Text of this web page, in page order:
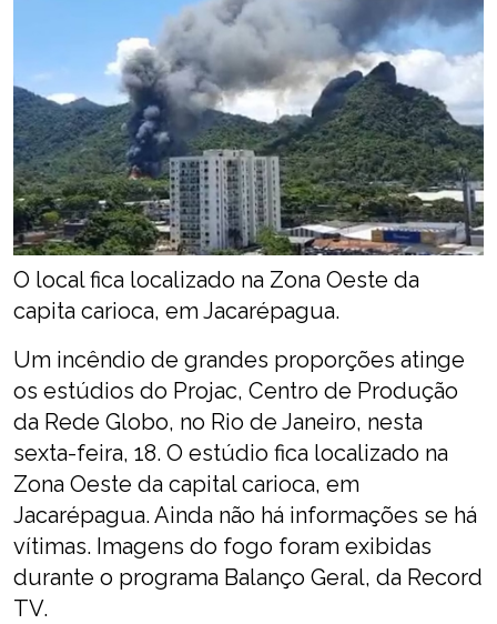
O local fica localizado na Zona Oeste da
capita carioca, em Jacarépagua.
Um incêndio de grandes proporções atinge
os estúdios do Projac, Centro de Produção
da Rede Globo, no Rio de Janeiro, nesta
sexta-feira, 18. O estúdio fica localizado na
Zona Oeste da capital carioca, em
Jacarépagua. Ainda não há informações se há
vítimas. Imagens do fogo foram exibidas
durante o programa Balanço Geral, da Record
TV.